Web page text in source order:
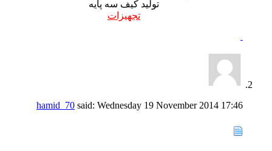
تولید کیف سه پایه
تجهیزات
hamid_70 said: Wednesday 19 November 2014 17:46